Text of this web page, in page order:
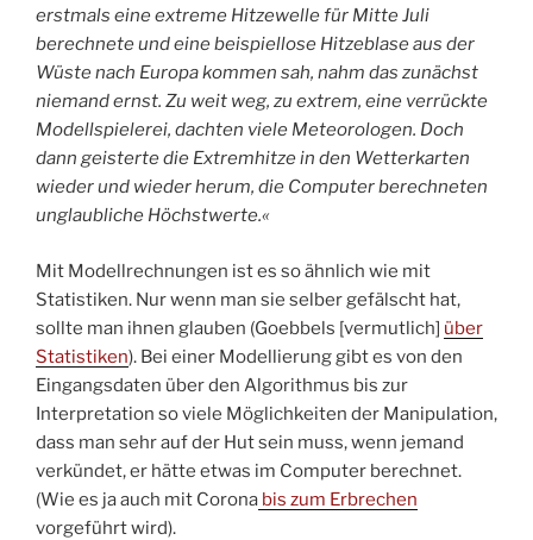
erstmals eine extreme Hitzewelle für Mitte Juli
berechnete und eine beispiellose Hitzeblase aus der
Wüste nach Europa kommen sah, nahm das zunächst
niemand ernst. Zu weit weg, zu extrem, eine verrückte
Modellspielerei, dachten viele Meteorologen. Doch
dann geisterte die Extremhitze in den Wetterkarten
wieder und wieder herum, die Computer berechneten
unglaubliche Höchstwerte.«
Mit Modellrechnungen ist es so ähnlich wie mit
Statistiken. Nur wenn man sie selber gefälscht hat,
sollte man ihnen glauben (Goebbels [vermutlich] über
Statistiken). Bei einer Modellierung gibt es von den
Eingangsdaten über den Algorithmus bis zur
Interpretation so viele Möglichkeiten der Manipulation,
dass man sehr auf der Hut sein muss, wenn jemand
verkündet, er hätte etwas im Computer berechnet.
(Wie es ja auch mit Corona bis zum Erbrechen
vorgeführt wird).